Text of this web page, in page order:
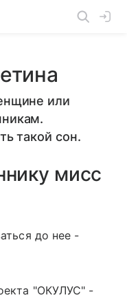
или
такой сон.
мисс
до нее -
"ОКУЛУС" -